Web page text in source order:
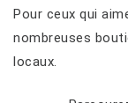
Pour ceux qui
nombreuses
locaux.